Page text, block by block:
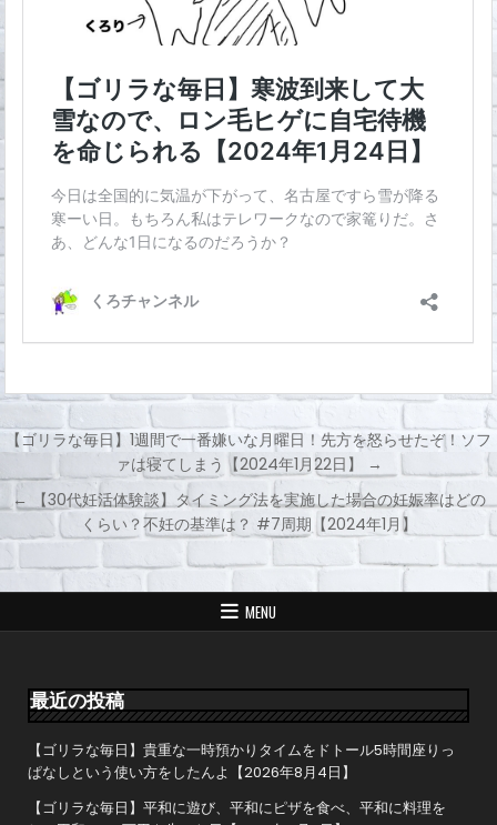
投
稿
ナ
ビ
ー
ョ
【ゴリラな毎日】1週間で一番嫌いな月曜日！先方を怒らせたぞ！ソフ
ァは寝てしまう【2024年1月22日】 →
← 【30代妊活体験談】タイミング法を実施した場合の妊娠率はどの
くらい？不妊の基準は？ #7周期【2024年1月】
MENU
最近の投稿
【ゴリラな毎日】貴重な一時預かりタイムをドトール5時間座りっ
ぱなしという使い方をしたんよ【2026年8月4日】
【ゴリラな毎日】平和に遊び、平和にピザを食べ、平和に料理を